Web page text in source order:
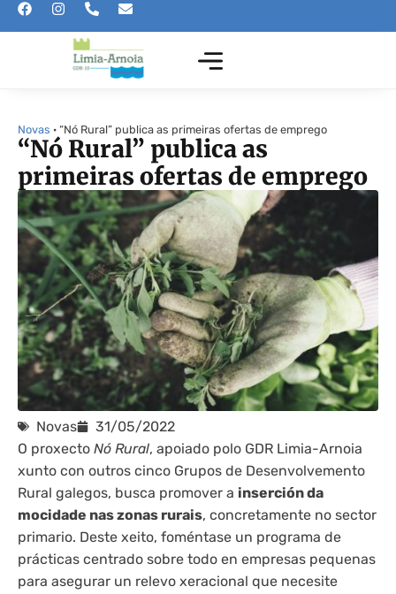
Novas · “Nó Rural” publica as primeiras ofertas de emprego
“Nó Rural” publica as
primeiras ofertas de emprego
Novas
31/05/2022
O proxecto Nó Rural, apoiado polo GDR Limia-Arnoia
xunto con outros cinco Grupos de Desenvolvemento
Rural galegos, busca promover a inserción da
mocidade nas zonas rurais, concretamente no sector
primario. Deste xeito, foméntase un programa de
prácticas centrado sobre todo en empresas pequenas
para asegurar un relevo xeracional que necesite